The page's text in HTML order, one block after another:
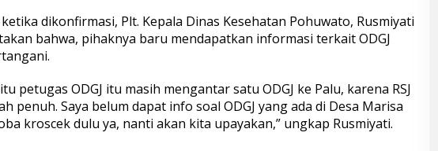
dikonfirmasi, Plt. Kepala Dinas Kesehatan Pohuwato, Rusmiyati
bahwa, pihaknya baru mendapatkan informasi terkait ODGJ
petugas ODGJ itu masih mengantar satu ODGJ ke Palu, karena RSJ
penuh. Saya belum dapat info soal ODGJ yang ada di Desa Marisa
kroscek dulu ya, nanti akan kita upayakan,” ungkap Rusmiyati.